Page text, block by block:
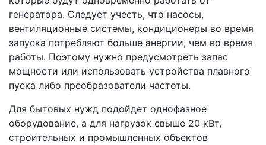
генератора. Следует учесть, что насосы,
вентиляционные системы, кондиционеры во время
запуска потребляют больше энергии, чем во время
работы. Поэтому нужно предусмотреть запас
мощности или использовать устройства плавного
пуска либо преобразователи частоты.
Для бытовых нужд подойдет однофазное
оборудование, а для нагрузок свыше 20 кВт,
строительных и промышленных объектов